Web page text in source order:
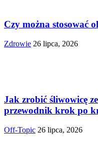
Czy można stosować
Zdrowie 26 lipca, 2026
Jak zrobić śliwowicę
przewodnik krok po
Off-Topic 26 lipca, 2026